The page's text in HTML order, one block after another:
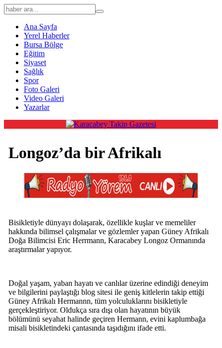
Ana Sayfa
Yerel Haberler
Bursa Bölge
Eğitim
Siyaset
Sağlık
Spor
Foto Galeri
Video Galeri
Yazarlar
Longoz’da bir Afrikalı
Bisikletiyle dünyayı dolaşarak, özellikle kuşlar ve memeliler
hakkında bilimsel çalışmalar ve gözlemler yapan Güney Afrikalı
Doğa Bilimcisi Eric Herrmann, Karacabey Longoz Ormanında
araştırmalar yapıyor.
Doğal yaşam, yaban hayatı ve canlılar üzerine edindiği deneyim
ve bilgilerini paylaştığı blog sitesi ile geniş kitlelerin takip ettiği
Güney Afrikalı Hermannn, tüm yolculuklarını bisikletiyle
gerçekleştiriyor. Oldukça sıra dışı olan hayatının büyük
bölümünü seyahat halinde geçiren Hermann, evini kaplumbağa
misali bisikletindeki çantasında taşıdığını ifade etti.